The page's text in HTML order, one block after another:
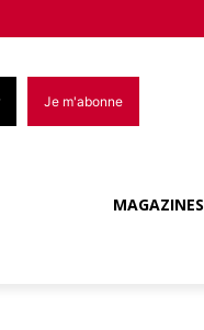
Je m'abonne
MAGAZINES